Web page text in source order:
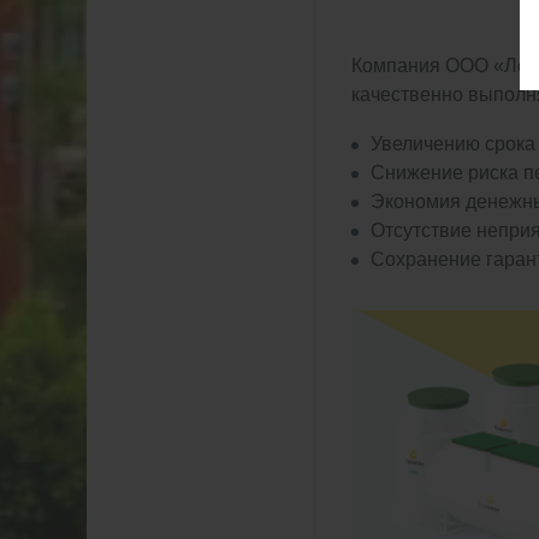
Компания ООО
качественно
Увеличению
Снижение риска
Экономия
Отсутствие
Сохранение